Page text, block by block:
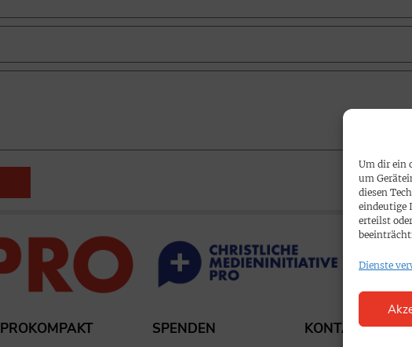
Um dir ein
um
diesen
eindeutige
erteilst
Dienste
PROKOMPAKT
SPENDEN
KONTAKT